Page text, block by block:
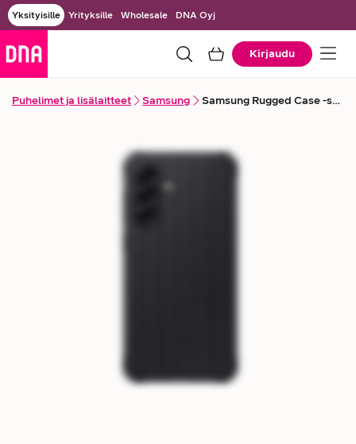
Yksityisille Yrityksille Wholesale DNA Oyj
Kirjaudu
Puhelimet ja lisälaitteet Samsung Samsung Rugged Case -suojakuori Galaxy A56 -puhelimelle